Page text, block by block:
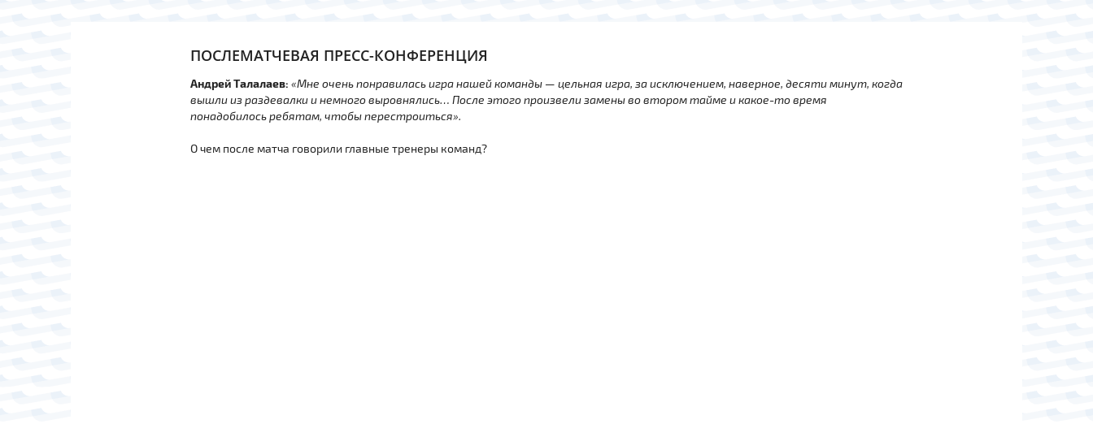
ПОСЛЕМАТЧЕВАЯ ПРЕСС-КОНФЕРЕНЦИЯ
Андрей Талалаев: «Мне очень понравилась игра нашей команды — цельная игра, за исключением, наверное, десяти минут, когда
вышли из раздевалки и немного выровнялись… После этого произвели замены во втором тайме и какое-то время
понадобилось ребятам, чтобы перестроиться».
О чем после матча говорили главные тренеры команд?